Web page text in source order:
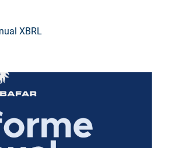
XBRL